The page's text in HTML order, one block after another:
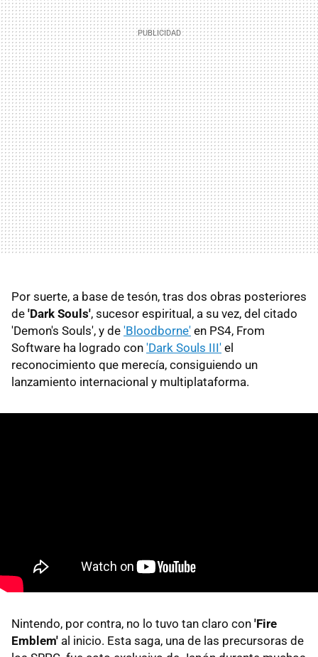
Por suerte, a base de tesón, tras dos obras posteriores
de 'Dark Souls', sucesor espiritual, a su vez, del citado
'Demon's Souls', y de 'Bloodborne' en PS4, From
Software ha logrado con 'Dark Souls III' el
reconocimiento que merecía, consiguiendo un
lanzamiento internacional y multiplataforma.
Nintendo, por contra, no lo tuvo tan claro con 'Fire
Emblem' al inicio. Esta saga, una de las precursoras de